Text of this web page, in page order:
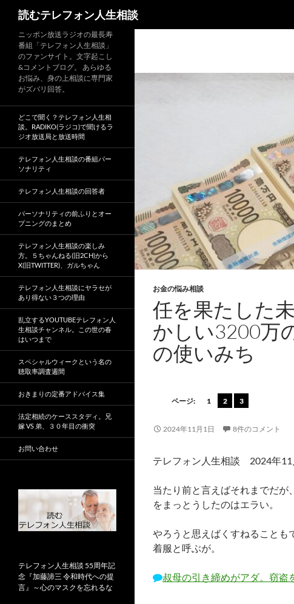
読むテレフォン人生相談
お金の悩み相談
任を果たした
かしい3200万
の使いみち
ページ: 1 2 3
2024年11月1日 8件のコメント
テレフォン人生相談 2024年
当たり前と言えばそれまでだが
をまっとうしたのはエラい。
やろうと思えばくすねることも
着服と呼ぶが。
叔母の引き締めがアダ。窃盗
ニッポン放送ラジオの最長寿
番組「テレフォン人生相談」
のファンサイト。文字起こし
&コメントブログ。 あらゆる
お悩み、身の上相談に専門家
がズバリ回答。
どこで聞く？テレフォン人生相
談。RADIKO(ラジコ)で聞けるラ
ジオ放送局と放送時間
テレフォン人生相談の番組パー
ソナリティ
テレフォン人生相談の回答者
パーソナリティの前ふりとオー
プニングのまとめ
テレフォン人生相談の楽しみ
方。５ちゃんねる(旧2CH)から
X(旧TWITTER)、ガルちゃん
テレフォン人生相談にヤラセが
あり得ない３つの理由
乱立するYOUTUBEテレフォン人
生相談チャンネル。この世の春
はいつまで
スペシャルウィークという名の
聴取率調査週間
おきまりの定番アドバイス集
法定相続のケーススタディ。兄
嫁 VS 弟、３０年目の衝突
お問い合わせ
テレフォン人生相談 55周年記
念『加藤諦三 令和時代への提
言』～心のマスクを忘れるな